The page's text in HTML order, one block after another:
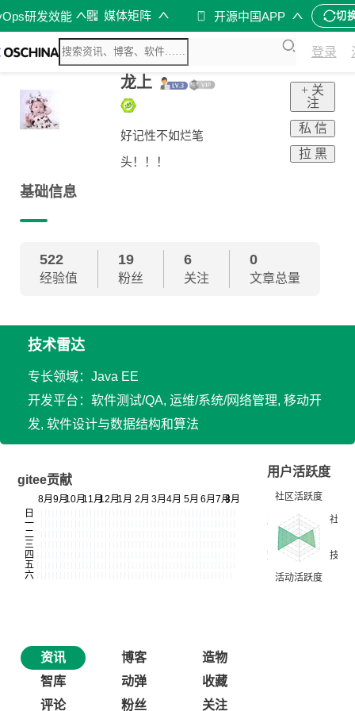
研发效能 媒体矩阵 开源中国APP 切
登录
龙上
好记性不如烂笔
头！！！
+ 关
注
私 信
拉 黑
基础信息
522
经验值
19
粉丝
6
关注
0
文章总量
技术雷达
专长领域：Java EE
开发平台：软件测试/QA, 运维/系统/网络管理, 移动开
发, 软件设计与数据结构和算法
gitee贡献
用户活跃度
资讯 博客
造物
智库
动弹
收藏
评论
粉丝 关注